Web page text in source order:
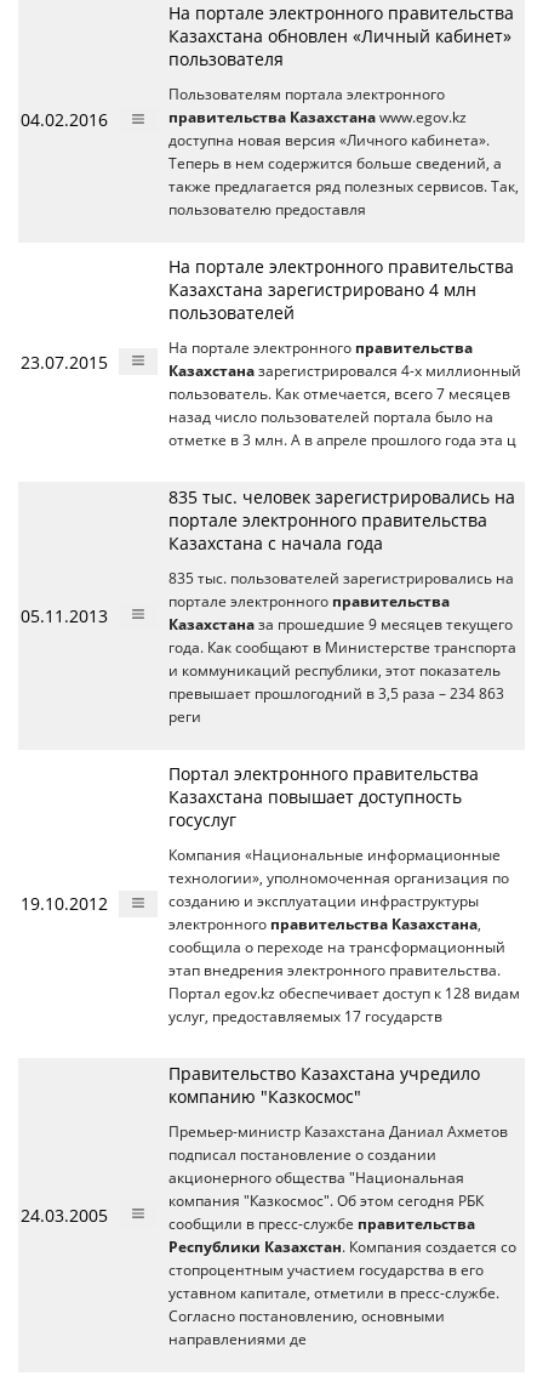
04.02.2016
На портале электронного правительства
Казахстана обновлен «Личный кабинет»
пользователя
Пользователям портала электронного
правительства Казахстана www.egov.kz
доступна новая версия «Личного кабинета».
Теперь в нем содержится больше сведений, а
также предлагается ряд полезных сервисов. Так,
пользователю предоставля
23.07.2015
На портале электронного правительства
Казахстана зарегистрировано 4 млн
пользователей
На портале электронного правительства
Казахстана зарегистрировался 4-х миллионный
пользователь. Как отмечается, всего 7 месяцев
назад число пользователей портала было на
отметке в 3 млн. А в апреле прошлого года эта ц
05.11.2013
835 тыс. человек зарегистрировались на
портале электронного правительства
Казахстана с начала года
835 тыс. пользователей зарегистрировались на
портале электронного правительства
Казахстана за прошедшие 9 месяцев текущего
года. Как сообщают в Министерстве транспорта
и коммуникаций республики, этот показатель
превышает прошлогодний в 3,5 раза – 234 863
реги
19.10.2012
Портал электронного правительства
Казахстана повышает доступность
госуслуг
Компания «Национальные информационные
технологии», уполномоченная организация по
созданию и эксплуатации инфраструктуры
электронного правительства Казахстана,
сообщила о переходе на трансформационный
этап внедрения электронного правительства.
Портал egov.kz обеспечивает доступ к 128 видам
услуг, предоставляемых 17 государств
24.03.2005
Правительство Казахстана учредило
компанию "Казкосмос"
Премьер-министр Казахстана Даниал Ахметов
подписал постановление о создании
акционерного общества "Национальная
компания "Казкосмос". Об этом сегодня РБК
сообщили в пресс-службе правительства
Республики Казахстан. Компания создается со
стопроцентным участием государства в его
уставном капитале, отметили в пресс-службе.
Согласно постановлению, основными
направлениями де